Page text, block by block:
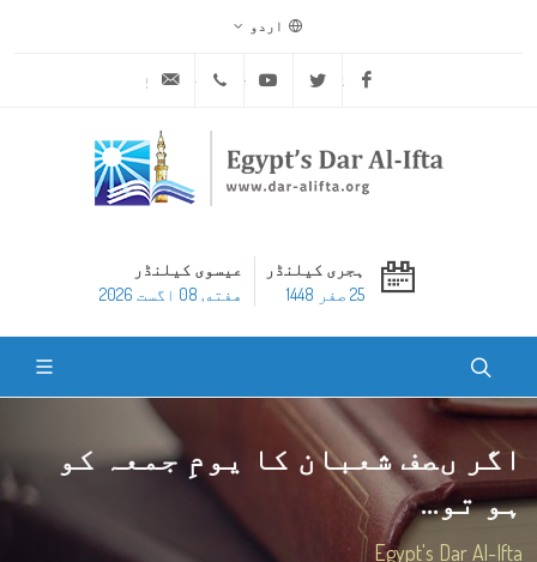
اردو
Facebook
Twitter
Youtube
ہجری کیلنڈر
25 صفر 1448
عیسوی کیلنڈر
هفته, 08 اگست 2026
اگر ںصف شعبان کا یومِ جمعہ کو
ہو تو...
Egypt's Dar Al-Ifta